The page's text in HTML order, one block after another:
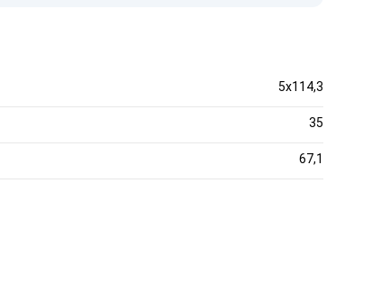
5x114,3
35
67,1